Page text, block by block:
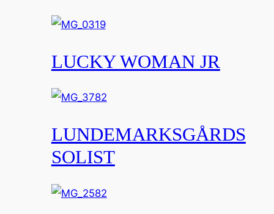
LUCKY WOMAN JR
LUNDEMARKSGÅRDS
SOLIST